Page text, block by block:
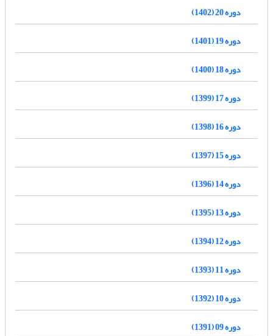
دوره 20 (1402)
دوره 19 (1401)
دوره 18 (1400)
دوره 17 (1399)
دوره 16 (1398)
دوره 15 (1397)
دوره 14 (1396)
دوره 13 (1395)
دوره 12 (1394)
دوره 11 (1393)
دوره 10 (1392)
دوره 09 (1391)